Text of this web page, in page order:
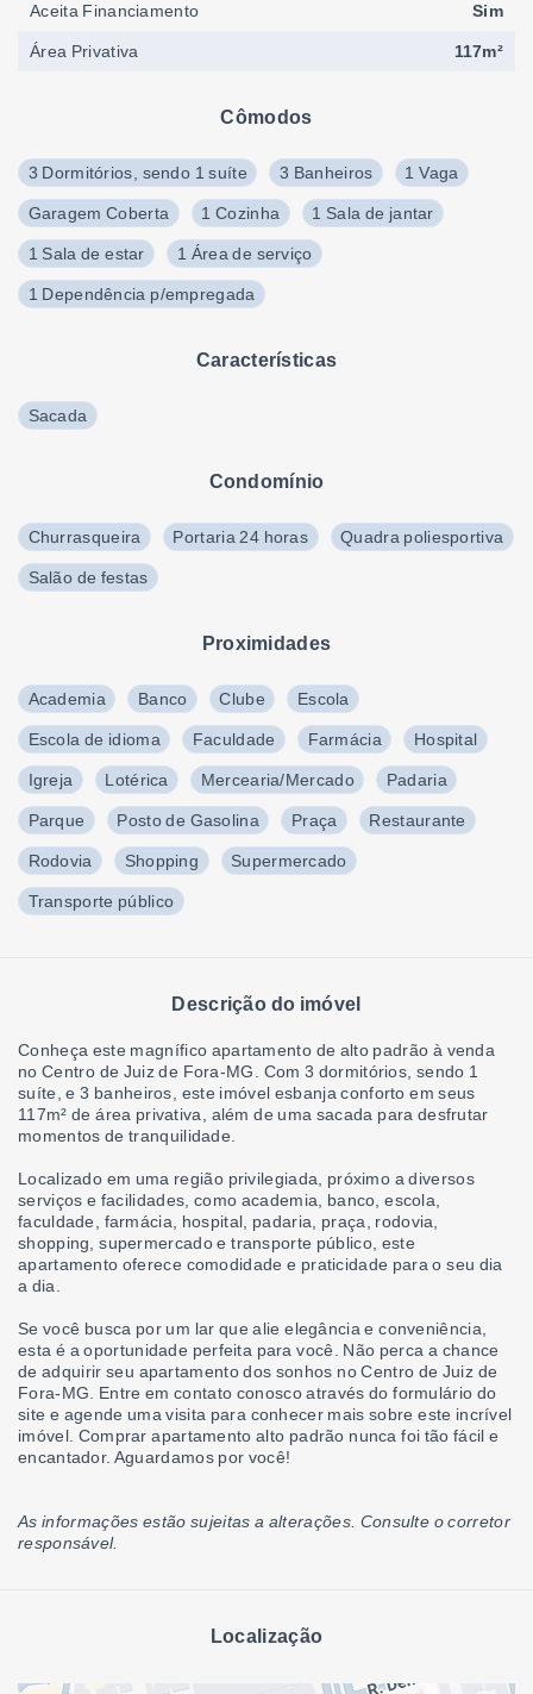
Cômodos
3 Dormitórios, sendo 1 suíte 3 Banheiros 1 Vaga
Garagem Coberta 1 Cozinha 1 Sala de jantar
1 Sala de estar 1 Área de serviço
1 Dependência p/empregada
Características
Sacada
Condomínio
Churrasqueira Portaria 24 horas Quadra poliesportiva
Salão de festas
Proximidades
Academia Banco Clube Escola
Escola de idioma Faculdade Farmácia Hospital
Igreja Lotérica Mercearia/Mercado Padaria
Parque Posto de Gasolina Praça Restaurante
Rodovia Shopping Supermercado
Transporte público
Descrição do imóvel
Conheça este magnífico apartamento de alto padrão à venda
no Centro de Juiz de Fora-MG. Com 3 dormitórios, sendo 1
suíte, e 3 banheiros, este imóvel esbanja conforto em seus
117m² de área privativa, além de uma sacada para desfrutar
momentos de tranquilidade.
Localizado em uma região privilegiada, próximo a diversos
serviços e facilidades, como academia, banco, escola,
faculdade, farmácia, hospital, padaria, praça, rodovia,
shopping, supermercado e transporte público, este
apartamento oferece comodidade e praticidade para o seu dia
a dia.
Se você busca por um lar que alie elegância e conveniência,
esta é a oportunidade perfeita para você. Não perca a chance
de adquirir seu apartamento dos sonhos no Centro de Juiz de
Fora-MG. Entre em contato conosco através do formulário do
site e agende uma visita para conhecer mais sobre este incrível
imóvel. Comprar apartamento alto padrão nunca foi tão fácil e
encantador. Aguardamos por você!
As informações estão sujeitas a alterações. Consulte o corretor
responsável.
Localização
Aceita Financiamento Sim
Área Privativa 117m²